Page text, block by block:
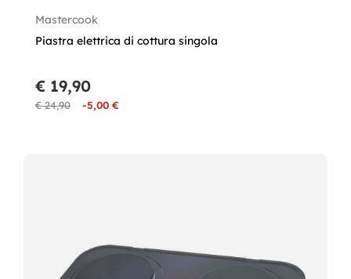
Mastercook
Piastra elettrica di cottura singola
€ 24,90 -5,00 €
€ 19,90